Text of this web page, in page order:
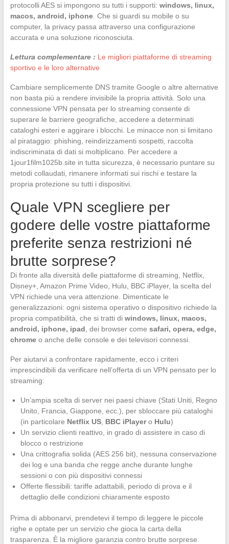
protocolli AES si impongono su tutti i supporti: windows, linux,
macos, android, iphone. Che si guardi su mobile o su
computer, la privacy passa attraverso una configurazione
accurata e una soluzione riconosciuta.
Lettura complementare : Le migliori piattaforme di streaming
sportivo e le loro alternative
Cambiare semplicemente DNS tramite Google o altre alternative
non basta più a rendere invisibile la propria attività. Solo una
connessione VPN pensata per lo streaming consente di
superare le barriere geografiche, accedere a determinati
cataloghi esteri e aggirare i blocchi. Le minacce non si limitano
al pirataggio: phishing, reindirizzamenti sospetti, raccolta
indiscriminata di dati si moltiplicano. Per accedere a
1jour1film1025b.site in tutta sicurezza, è necessario puntare su
metodi collaudati, rimanere informati sui rischi e testare la
propria protezione su tutti i dispositivi.
Quale VPN scegliere per
godere delle vostre piattaforme
preferite senza restrizioni né
brutte sorprese?
Di fronte alla diversità delle piattaforme di streaming, Netflix,
Disney+, Amazon Prime Video, Hulu, BBC iPlayer, la scelta del
VPN richiede una vera attenzione. Dimenticate le
generalizzazioni: ogni sistema operativo o dispositivo richiede la
propria compatibilità, che si tratti di windows, linux, macos,
android, iphone, ipad , dei browser come safari, opera, edge,
chromeo anche delle console e dei televisori connessi.
Per aiutarvi a confrontare rapidamente, ecco i criteri
imprescindibili da verificare nell’offerta di un VPN pensato per lo
streaming:
Un’ampia scelta di server nei paesi chiave (Stati Uniti, Regno
Unito, Francia, Giappone, ecc.), per sbloccare più cataloghi
(in particolare Netflix US, BBC iPlayero Hulu)
Un servizio clienti reattivo, in grado di assistere in caso di
blocco o restrizione
Una crittografia solida (AES 256 bit), nessuna conservazione
dei log e una banda che regge anche durante lunghe
sessioni o con più dispositivi connessi
Offerte flessibili: tariffe adattabili, periodo di prova e il
dettaglio delle condizioni chiaramente esposto
Prima di abbonarvi, prendetevi il tempo di leggere le piccole
righe e optate per un servizio che gioca la carta della
trasparenza. È la migliore garanzia contro brutte sorprese.